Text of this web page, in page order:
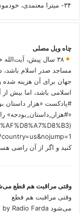
۳۴- میترا معتمدی، خودمونی
چاه ویل مصلی
۳۸ سال پیش،
مساجد صدر اسلام باشد،
جهان برای آن هزینه شده
اسلامی باشد، اما بیش
#پادکست «هزار داستان
«#هزار_داستان_بودجه»
کنید و اگر از آن راضی
وقتی مراقبت هم قطع
وقتی مراقبت هم قطع
می‌شود by Radio Farda